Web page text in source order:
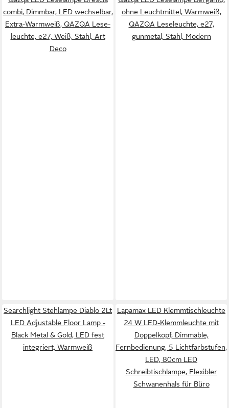
combi, Dimmbar, LED wechselbar,
Extra-Warmweiß, QAZQA Lese­
leuchte, e27, Weiß, Stahl, Art
Deco
ohne Leuchtmittel, Warmweiß,
QAZQA Lese­leuchte, e27,
gunmetal, Stahl, Modern
Searchlight Stehlampe Diablo 2Lt
LED Adjustable Floor Lamp -
Black Metal & Gold, LED fest
integriert, Warmweiß
Lapamax LED Klemmtischleuchte
24 W LED-Klemmleuchte mit
Doppelkopf, Dimmable,
Fernbedienung, 5 Lichtfarbstufen,
LED, 80cm LED
Schreibtischlampe, Flexibler
Schwanenhals für Büro